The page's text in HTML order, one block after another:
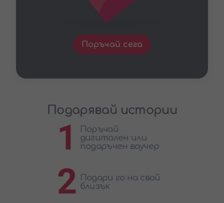
Поръчай сега
Подарявай истории
1
Поръчай
дигитален или
подаръчен ваучер
2 Подари го на свой
близък